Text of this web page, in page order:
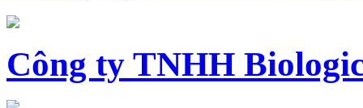
Công ty TNHH